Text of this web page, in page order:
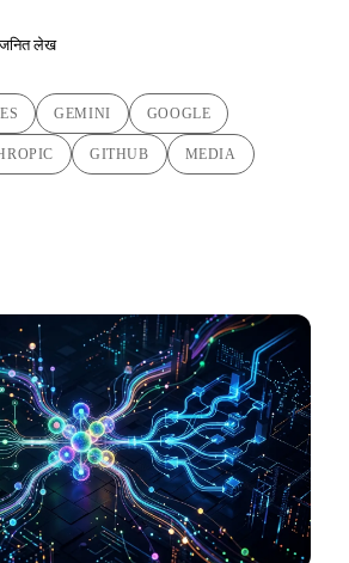
जनित लेख
GEMINI GOOGLE
GITHUB MEDIA